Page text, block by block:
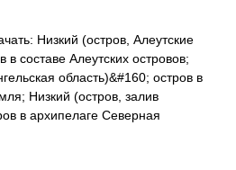
Низкий (остров, Алеутские
в составе Алеутских островов;
область)&#160; остров в
Низкий (остров, залив
в архипелаге Северная